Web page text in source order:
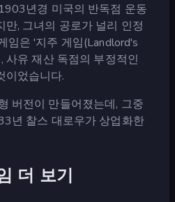
년경 미국의 반독점 운동
, 그녀의 공로가 널리 인정
임은 '지주 게임(Landlord's
사유 재산 독점의 부정적인
이었습니다.
버전이 만들어졌는데, 그중
년 찰스 대로우가 상업화한
더 보기